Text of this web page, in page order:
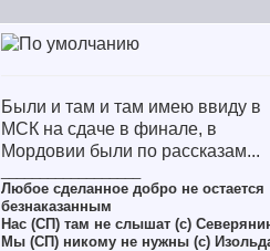
Были и там и там имею ввиду в
МСК на сдаче в финале, в
Мордовии были по рассказам...
Любое сделанное добро не остается
безнаказанным
Нас (СП) там не слышат (с)
Мы (СП) никому не нужны (с)